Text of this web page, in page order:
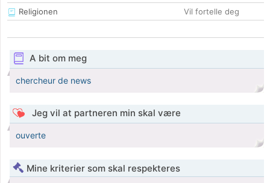
Religionen
Vil fortelle deg
A bit om meg
chercheur de news
Jeg vil at partneren min skal være
ouverte
Mine kriterier som skal respekteres